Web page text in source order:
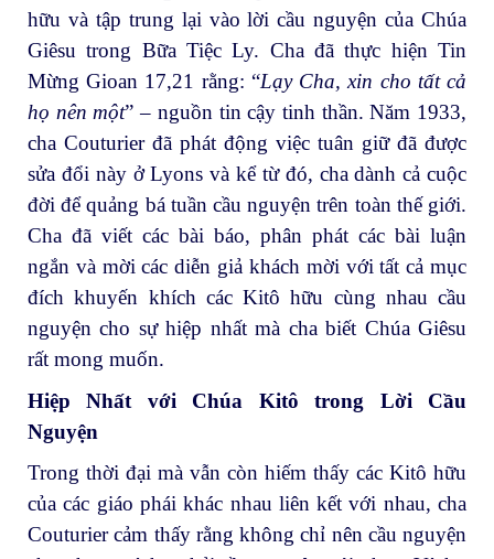
hữu và tập trung lại vào lời cầu nguyện của Chúa
Giêsu trong Bữa Tiệc Ly. Cha đã thực hiện Tin
Mừng Gioan 17,21 rằng: “Lạy Cha, xin cho tất cả
họ nên một” – nguồn tin cậy tinh thần. Năm 1933,
cha Couturier đã phát động việc tuân giữ đã được
sửa đổi này ở Lyons và kể từ đó, cha dành cả cuộc
đời để quảng bá tuần cầu nguyện trên toàn thế giới.
Cha đã viết các bài báo, phân phát các bài luận
ngắn và mời các diễn giả khách mời với tất cả mục
đích khuyến khích các Kitô hữu cùng nhau cầu
nguyện cho sự hiệp nhất mà cha biết Chúa Giêsu
rất mong muốn.
Hiệp Nhất với Chúa Kitô trong Lời Cầu
Nguyện
Trong thời đại mà vẫn còn hiếm thấy các Kitô hữu
của các giáo phái khác nhau liên kết với nhau, cha
Couturier cảm thấy rằng không chỉ nên cầu nguyện